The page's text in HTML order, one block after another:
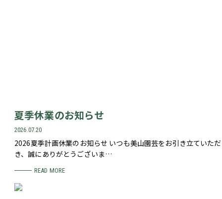
夏季休業のお知らせ
2026.07.20
2026夏季計画休業のお知らせ いつも美山園芸をお引き立ていただ
き、誠にありがとうございま…
READ MORE